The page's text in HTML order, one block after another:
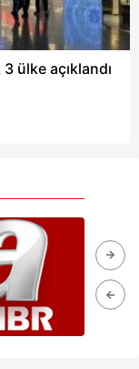
ülke açıklandı